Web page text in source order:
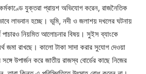
যুক্তরা প্রায়শ অভিযোগ করেন, রাজনৈতিক
লাভবান হচ্ছে। ভূমি, নদী ও জলাশয় দখলের ঘটনায়
নিয়মিত আলোচনার বিষয়। সুইস ব্যাংকে
জমা রাখছে। কালো টাকা সাদা করার সুযোগ দেওয়া
উপার্জন করে জাতীয় রাজস্ব বোর্ডের কাছে নিজের